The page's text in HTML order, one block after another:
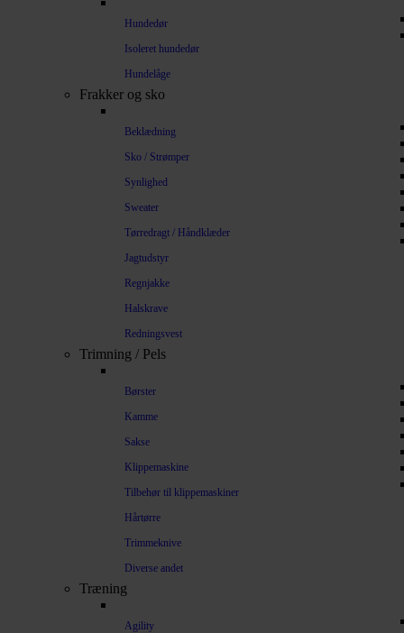
Hundedør
Isoleret hundedør
Hundelåge
Frakker og sko
Beklædning
Sko / Strømper
Synlighed
Sweater
Tørredragt / Håndklæder
Jagtudstyr
Regnjakke
Halskrave
Redningsvest
Trimning / Pels
Børster
Kamme
Sakse
Klippemaskine
Tilbehør til klippemaskiner
Hårtørre
Trimmeknive
Diverse andet
Træning
Agility